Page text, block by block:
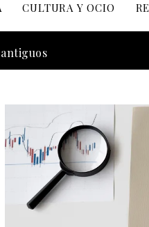
CULTURA Y OCIO
en justicia social y